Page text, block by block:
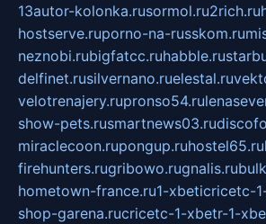
13autor-kolonka.rusormol.ru2rich.ru
hostserve.ruporno-na-russkom.ru
neznobi.rubigfatcc.ruhabble.ru
delfinet.rusilvernano.ruelestal.ru
velotrenajery.rupronso54.ru
show-pets.rusmartnews03.ru
miraclecoon.rupongup.ruhostel65.ru
firehunters.rugribowo.rugnalis.ru
hometown-france.ru1-xbeticricetc-
shop-garena.rucricetc-1-xbetr-1-